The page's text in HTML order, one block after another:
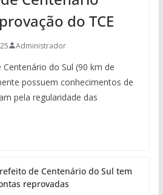
do TCE
Administrador
do Sul (90 km de
possuem conhecimentos de
pela regularidade das
de Centenário do Sul tem
reprovadas